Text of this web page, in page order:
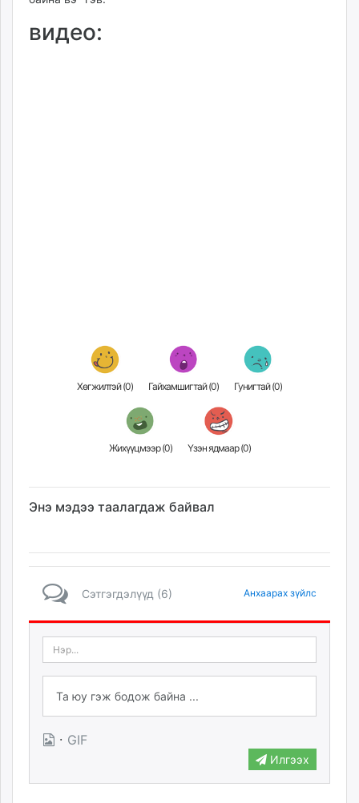
видео:
Хөгжилтэй (0) Гайхамшигтай (0) Гунигтай (0)
Жихүүцмээр (0) Үзэн ядмаар (0)
Энэ мэдээ таалагдаж байвал
Сэтгэгдэлүүд (6) Анхаарах зүйлс
· GIF
Илгээх